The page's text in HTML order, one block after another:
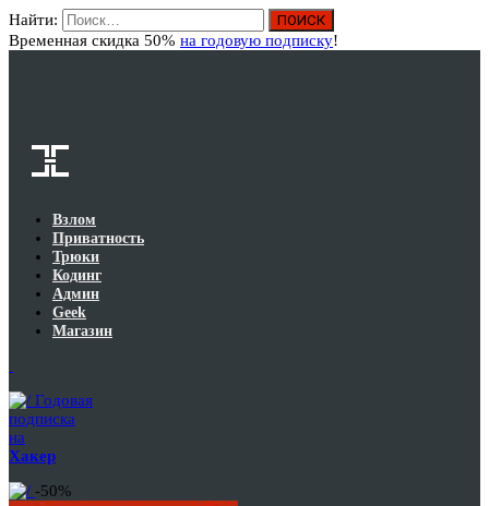
Найти:
Временная скидка 50% на годовую подписку!
Взлом
Приватность
Трюки
Кодинг
Админ
Geek
Магазин
Годовая
подписка
на
Хакер
-50%